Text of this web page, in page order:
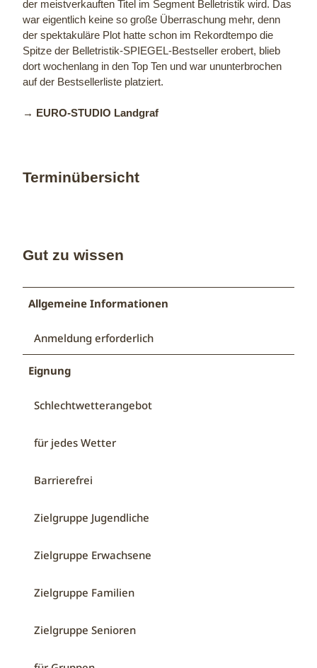
der meistverkauften Titel im Segment Belletristik wird. Das
war eigentlich keine so große Überraschung mehr, denn
der spektakuläre Plot hatte schon im Rekordtempo die
Spitze der Belletristik-SPIEGEL-Bestseller erobert, blieb
dort wochenlang in den Top Ten und war ununterbrochen
auf der Bestsellerliste platziert.
→ EURO-STUDIO Landgraf
Terminübersicht
Gut zu wissen
Allgemeine Informationen
Anmeldung erforderlich
Eignung
Schlechtwetterangebot
für jedes Wetter
Barrierefrei
Zielgruppe Jugendliche
Zielgruppe Erwachsene
Zielgruppe Familien
Zielgruppe Senioren